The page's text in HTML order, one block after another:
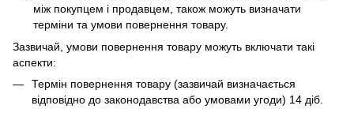
між покупцем і продавцем, також можуть визначати
терміни та умови повернення товару.
Зазвичай, умови повернення товару можуть включати такі
аспекти:
Термін повернення товару (зазвичай визначається
відповідно до законодавства або умовами угоди) 14 діб.